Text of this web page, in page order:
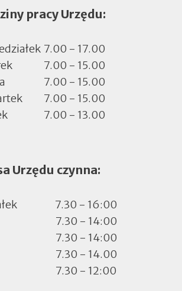
w
zakładce
pracy Urzędu:
7.00 - 17.00
7.00 - 15.00
7.00 - 15.00
7.00 - 15.00
7.00 - 13.00
Urzędu czynna:
7.30 - 16:00
7.30 - 14:00
7.30 - 14:00
7.30 - 14.00
7.30 - 12:00